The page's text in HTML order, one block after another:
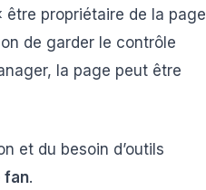
propriétaire de la page
de garder le contrôle
la page peut être
et du besoin d’outils
fan.